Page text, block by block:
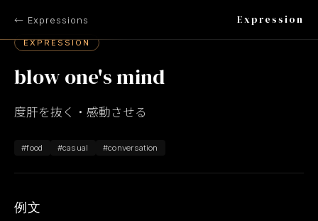
← Expressions Expression
EXPRESSION
blow one's mind
度肝を抜く・感動させる
#food #casual #conversation
例文